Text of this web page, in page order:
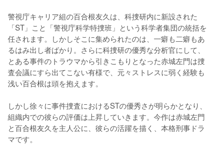
警視庁キャリア組の百合根友久は、科捜研内に新設された
「ST」こと「警視庁科学特捜班」という科学者集団の統括を
任されます。しかしそこに集められたのは、一癖も二癖もあ
るはみ出し者ばかり。さらに科捜研の優秀な分析官にして、
とある事件のトラウマから引きこもりとなった赤城左門は捜
査会議にすら出てこない有様で、元々ストレスに弱く経験も
浅い百合根は頭を抱えます。
しかし徐々に事件捜査におけるSTの優秀さが明らかとなり、
組織内での彼らの評価は上昇していきます。今作は赤城左門
と百合根友久を主人公に、彼らの活躍を描く、本格刑事ドラ
マです。